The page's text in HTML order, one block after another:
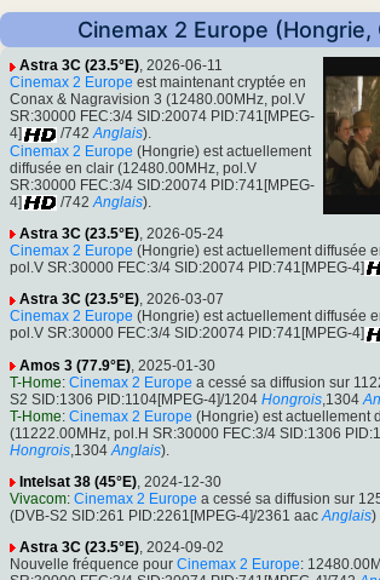
Cinemax 2 Europe (Hongrie,
Astra 3C (23.5°E), 2026-06-11
Cinemax 2 Europe est maintenant cryptée en
Conax & Nagravision 3 (12480.00MHz, pol.V
SR:30000 FEC:3/4 SID:20074 PID:741[MPEG-
4]
/742 Anglais).
Cinemax 2 Europe (Hongrie) est actuellement
diffusée en clair (12480.00MHz, pol.V
SR:30000 FEC:3/4 SID:20074 PID:741[MPEG-
4]
/742 Anglais).
Astra 3C (23.5°E), 2026-05-24
Cinemax 2 Europe (Hongrie) est actuellement diffusée
pol.V SR:30000 FEC:3/4 SID:20074 PID:741[MPEG-4]
Astra 3C (23.5°E), 2026-03-07
Cinemax 2 Europe (Hongrie) est actuellement diffusée
pol.V SR:30000 FEC:3/4 SID:20074 PID:741[MPEG-4]
Amos 3 (77.9°E) , 2025-01-30
T-Home: Cinemax 2 Europe a cessé sa diffusion sur
S2 SID:1306 PID:1104[MPEG-4]/1204 Hongrois ,1304
T-Home: Cinemax 2 Europe (Hongrie) est actuellement
(11222.00MHz, pol.H SR:30000 FEC:3/4 SID:1306
Hongrois ,1304 Anglais).
Intelsat 38 (45°E) , 2024-12-30
Vivacom: Cinemax 2 Europe a cessé sa diffusion sur
(DVB-S2 SID:261 PID:2261[MPEG-4]/2361 aac Anglais)
Astra 3C (23.5°E) , 2024-09-02
Nouvelle fréquence pour Cinemax 2 Europe: